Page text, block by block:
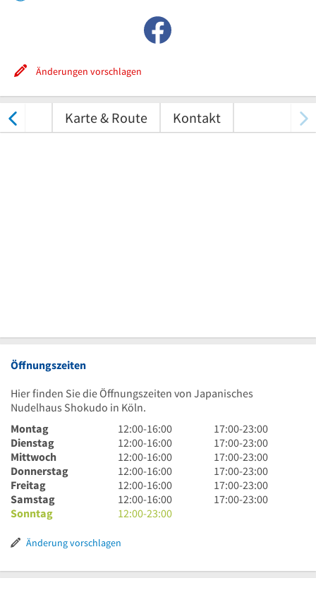
Änderungen vorschlagen
Karte & Route Kontakt
Öffnungszeiten
Hier finden Sie die Öffnungszeiten von Japanisches
Nudelhaus Shokudo in Köln.
Montag
12
Uhr
bis
16
Uhr
12:00-16:00
17
Uhr
bis
23
Uhr
17:00-23:00
Dienstag
12
Uhr
bis
16
Uhr
12:00-16:00
17
Uhr
bis
23
Uhr
17:00-23:00
Mittwoch
12
Uhr
bis
16
Uhr
12:00-16:00
17
Uhr
bis
23
17:00-23:00
Donnerstag
12
Uhr
bis
16
12:00-16:00
17
Uhr
bis
17:00-23:00
Freitag
12
Uhr
bis
Uhr
12:00-16:00
17
Uhr
17:00-23:00
Samstag
12
Uhr
16
12:00-16:00
17
17:00-23:00
Sonntag
12
bis
Uhr
12:00-23:00
Änderung vorschlagen